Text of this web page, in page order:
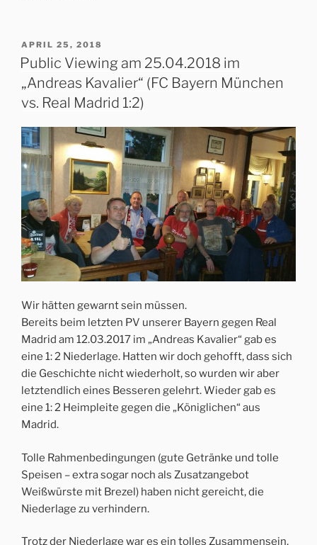
VERÖFFENTLICHT
AM
APRIL 25, 2018
Public Viewing am 25.04.2018 im
„Andreas Kavalier“ (FC Bayern München
vs. Real Madrid 1:2)
Wir hätten gewarnt sein müssen.
Bereits beim letzten PV unserer Bayern gegen Real
Madrid am 12.03.2017 im „Andreas Kavalier“ gab es
eine 1: 2 Niederlage. Hatten wir doch gehofft, dass sich
die Geschichte nicht wiederholt, so wurden wir aber
letztendlich eines Besseren gelehrt. Wieder gab es
eine 1: 2 Heimpleite gegen die „Königlichen“ aus
Madrid.
Tolle Rahmenbedingungen (gute Getränke und tolle
Speisen – extra sogar noch als Zusatzangebot
Weißwürste mit Brezel) haben nicht gereicht, die
Niederlage zu verhindern.
Trotz der Niederlage war es ein tolles Zusammensein,